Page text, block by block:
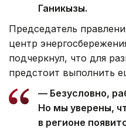
Ганикызы.
Председатель
центр
подчеркнул, что для
предстоит выполнить
— Безусловно,
Но мы уверены,
в регионе